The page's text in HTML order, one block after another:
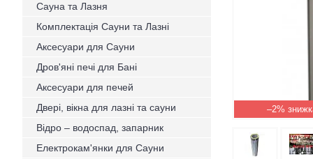
–2%
Сауна та Лазня
Комплектація Сауни та Лазні
Аксесуари для Сауни
Дров'яні печі для Бані
Аксесуари для печей
Двері, вікна для лазні та сауни
Відро – водоспад, запарник
Електрокам'янки для Сауни